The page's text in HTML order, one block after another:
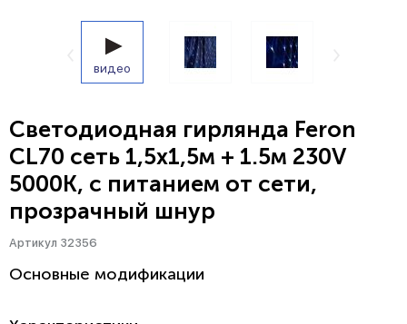
видео
Светодиодная гирлянда Feron
CL70 сеть 1,5х1,5м + 1.5м 230V
5000К, c питанием от сети,
прозрачный шнур
Артикул 32356
Основные модификации